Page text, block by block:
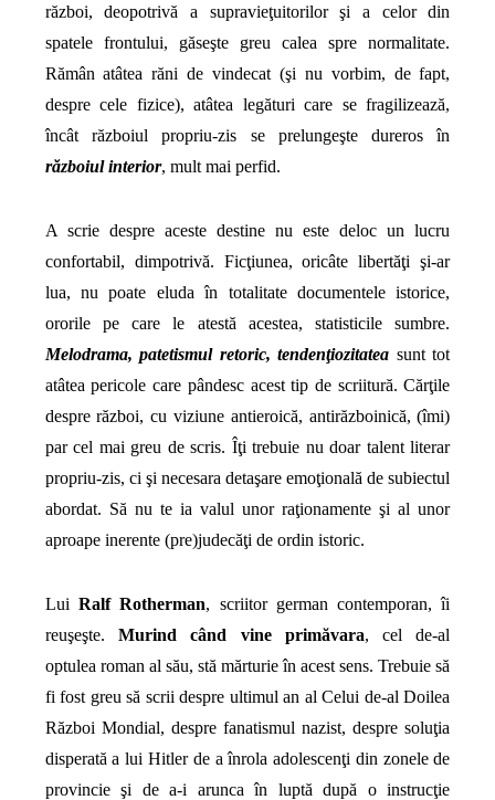
război, deopotrivă a supravieţuitorilor şi a celor din
spatele frontului, găseşte greu calea spre normalitate.
Rămân atâtea răni de vindecat (şi nu vorbim, de fapt,
despre cele fizice), atâtea legături care se fragilizează,
încât războiul propriu-zis se prelungeşte dureros în
războiul interior, mult mai perfid.
A scrie despre aceste destine nu este deloc un lucru
confortabil, dimpotrivă. Ficţiunea, oricâte libertăţi şi-ar
lua, nu poate eluda în totalitate documentele istorice,
ororile pe care le atestă acestea, statisticile sumbre.
Melodrama, patetismul retoric, tendenţiozitatea sunt tot
atâtea pericole care pândesc acest tip de scriitură. Cărţile
despre război, cu viziune antieroică, antirăzboinică, (îmi)
par cel mai greu de scris. Îţi trebuie nu doar talent literar
propriu-zis, ci şi necesara detaşare emoţională de subiectul
abordat. Să nu te ia valul unor raţionamente şi al unor
aproape inerente (pre)judecăţi de ordin istoric.
Lui Ralf Rotherman, scriitor german contemporan, îi
reuşeşte. Murind când vine primăvara, cel de-al
optulea roman al său, stă mărturie în acest sens. Trebuie să
fi fost greu să scrii despre ultimul an al Celui de-al Doilea
Război Mondial, despre fanatismul nazist, despre soluţia
disperată a lui Hitler de a înrola adolescenţi din zonele de
provincie şi de a-i arunca în luptă după o instrucţie